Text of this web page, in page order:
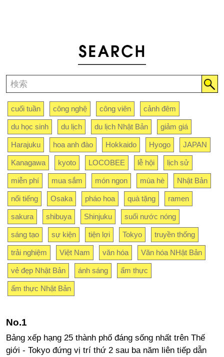
cuối tuần công nghệ công viên cảnh đêm
du học sinh du lịch du lịch Nhật Bản giảm giá
Harajuku hoa anh đào Hokkaido Hyogo JAPAN
Kanagawa kyoto LOCOBEE lễ hội lịch sử
miễn phí mua sắm món ngon mùa hè Nhật Bản
nổi tiếng Osaka pháo hoa quà tặng ramen
sakura shibuya Shinjuku suối nước nóng
sáng tạo sự kiện tiện lợi Tokyo truyền thống
trải nghiệm Việt Nam văn hóa Văn hóa NHật Bản
vẻ đẹp Nhật Bản ánh sáng ẩm thực
ẩm thực Nhật Bản
Bảng xếp hạng 25 thành phố đáng sống nhất trên Thế
giới - Tokyo đứng vị trí thứ 2 sau ba năm liên tiếp dẫn